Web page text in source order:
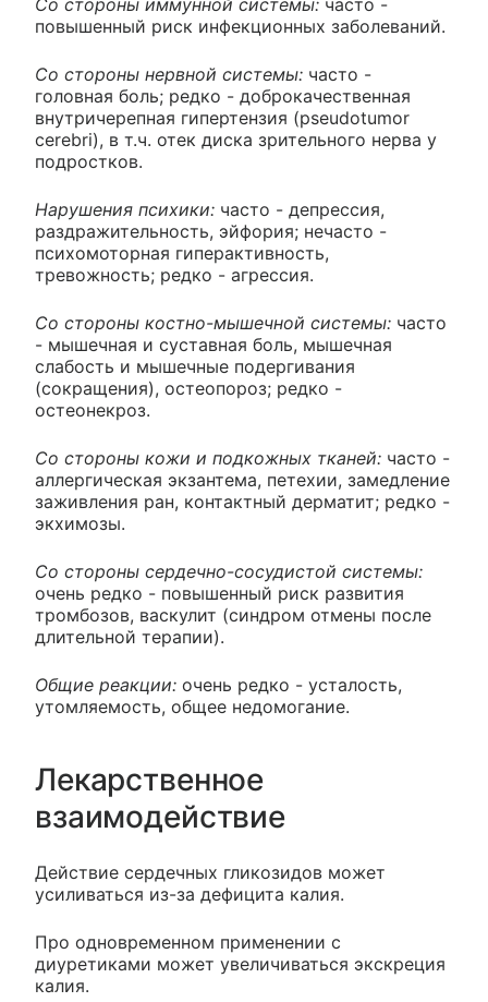
повышенный риск инфекционных заболеваний.
Со стороны нервной системы: часто -
головная боль; редко - доброкачественная
внутричерепная гипертензия (pseudotumor
cerebri), в т.ч. отек диска зрительного нерва у
подростков.
Нарушения психики: часто - депрессия,
раздражительность, эйфория; нечасто -
психомоторная гиперактивность,
тревожность; редко - агрессия.
Со стороны костно-мышечной системы: часто
- мышечная и суставная боль, мышечная
слабость и мышечные подергивания
(сокращения), остеопороз; редко -
остеонекроз.
Со стороны кожи и подкожных тканей: часто -
аллергическая экзантема, петехии, замедление
заживления ран, контактный дерматит; редко -
экхимозы.
Со стороны сердечно-сосудистой системы:
очень редко - повышенный риск развития
тромбозов, васкулит (синдром отмены после
длительной терапии).
Общие реакции: очень редко - усталость,
утомляемость, общее недомогание.
Лекарственное
взаимодействие
Действие сердечных гликозидов может
усиливаться из-за дефицита калия.
Про одновременном применении с
диуретиками может увеличиваться экскреция
калия.